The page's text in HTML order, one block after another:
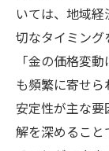
いては、地域
切なタイミング
「金の価格変
も頻繁に寄せ
安定性が主な
解を深めるこ